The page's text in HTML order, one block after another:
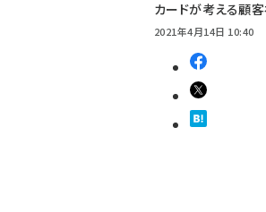
カードが考える顧
2021年4月14日 10:40